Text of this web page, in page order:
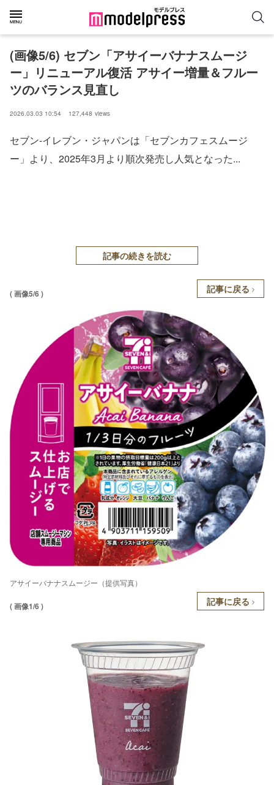
(画像5/6) セブン「アサイーバナナスムージ
ー」リニューアル復活 アサイー増量＆フルー
ツのバランス見直し
2026.03.03 10:54 127,448 views
セブン‐イレブン・ジャパンは「セブンカフェスムージ
ー」より、2025年3月より順次発売し人気となった...
記事の続きを読む
( 画像5/6 ) 記事に戻る
アサイーバナナスムージー（提供写真）
( 画像1/6 ) 記事に戻る